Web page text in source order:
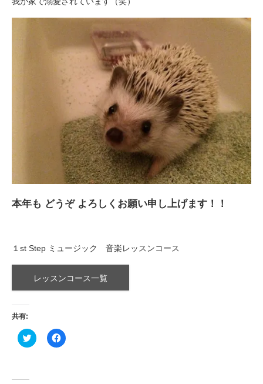
本年も どうぞ よろしくお願い申し上げます！！
１st Step ミュージック 音楽レッスンコース
レッスンコース一覧
共有:
ク
リ
Facebook
で